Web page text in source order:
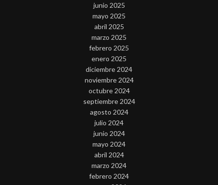
junio 2025
mayo 2025
abril 2025
marzo 2025
febrero 2025
enero 2025
diciembre 2024
noviembre 2024
octubre 2024
septiembre 2024
agosto 2024
julio 2024
junio 2024
mayo 2024
abril 2024
marzo 2024
febrero 2024